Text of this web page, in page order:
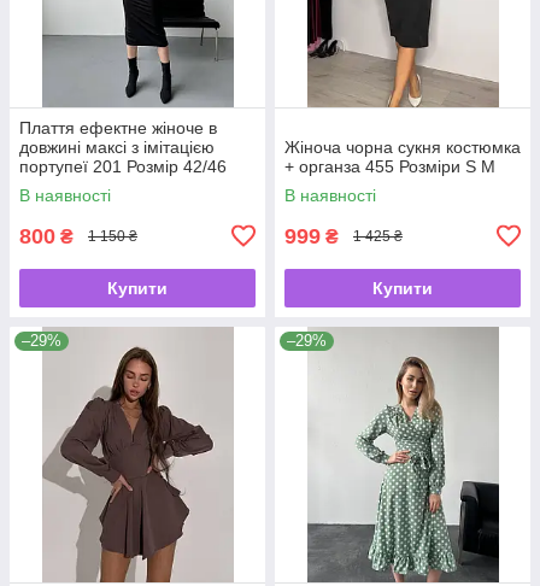
Плаття ефектне жіноче в
довжині максі з імітацією
портупеї 201 Розмір 42/46
В наявності
800 ₴ 1 150 ₴
Купити
Жіноча чорна сукня костюмка
+ органза 455 Розміри S M
В наявності
999 ₴ 1 425 ₴
Купити
–29% –29%